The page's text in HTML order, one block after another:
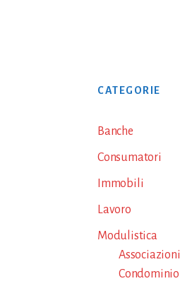
Primary
Sidebar
CATEGORIE
Banche
Consumatori
Immobili
Lavoro
Modulistica
Associazioni
Condominio